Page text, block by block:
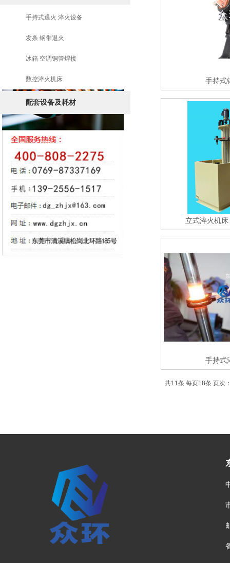
手持式退火 淬火设备
发条 钢带退火
冰箱 空调铜管焊接
数控淬火机床
配套设备及耗材
手持式
立式淬火机
手持式
共11条 每页18条 页次